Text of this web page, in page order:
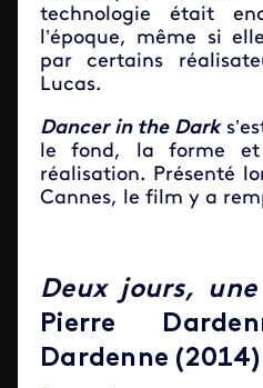
technologie était
l’époque, même si
par certains
Lucas.
Dancer in the Dark
le fond, la forme et
réalisation. Présenté
Cannes, le film y a
Deux jours,
Pierre
Dardenne (2014)